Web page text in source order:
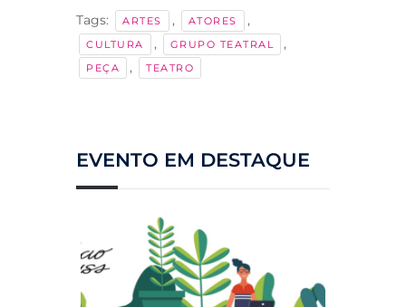
Tags: ARTES , ATORES ,
CULTURA , GRUPO TEATRAL ,
PEÇA , TEATRO
EVENTO EM DESTAQUE